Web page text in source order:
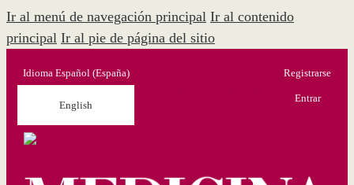
Ir al menú de navegación principal Ir al contenido
principal Ir al pie de página del sitio
Idioma Español (España)
English
Registrarse
Entrar